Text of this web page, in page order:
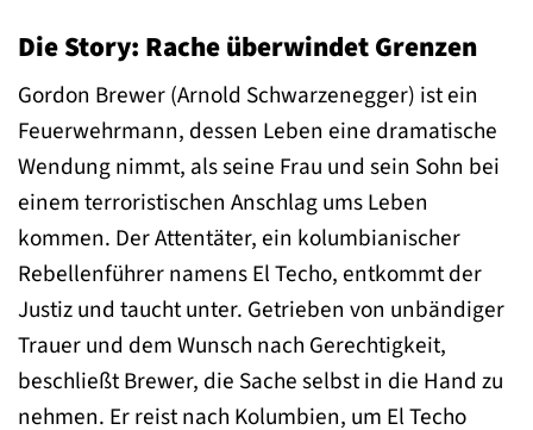
Die Story: Rache überwindet Grenzen
Gordon Brewer (Arnold Schwarzenegger) ist ein
Feuerwehrmann, dessen Leben eine dramatische
Wendung nimmt, als seine Frau und sein Sohn bei
einem terroristischen Anschlag ums Leben
kommen. Der Attentäter, ein kolumbianischer
Rebellenführer namens El Techo, entkommt der
Justiz und taucht unter. Getrieben von unbändiger
Trauer und dem Wunsch nach Gerechtigkeit,
beschließt Brewer, die Sache selbst in die Hand zu
nehmen. Er reist nach Kolumbien, um El Techo